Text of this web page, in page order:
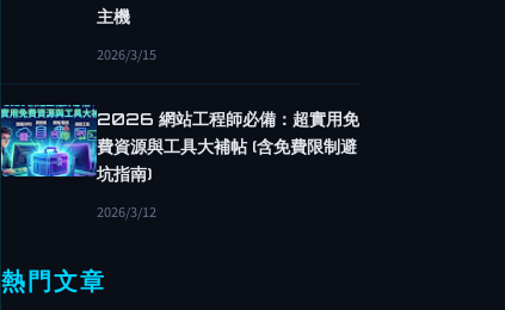
主機
2026/3/15
2026 網站工程師必備：超實用免
費資源與工具大補帖 (含免費限制避
坑指南)
2026/3/12
熱門文章